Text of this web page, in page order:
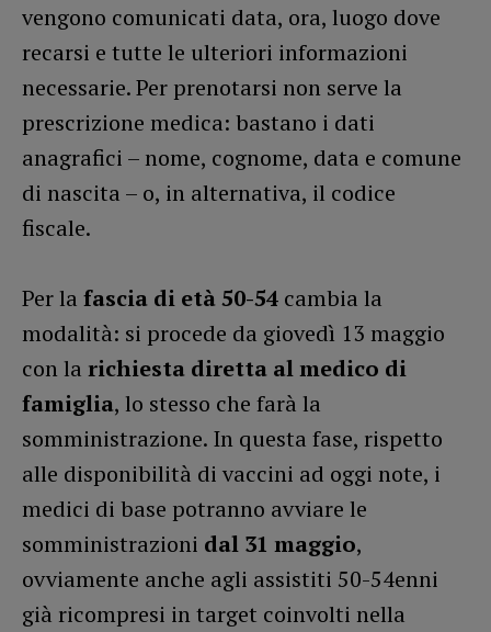
vengono comunicati data, ora, luogo dove
recarsi e tutte le ulteriori informazioni
necessarie. Per prenotarsi non serve la
prescrizione medica: bastano i dati
anagrafici – nome, cognome, data e comune
di nascita – o, in alternativa, il codice
fiscale.
Per la fascia di età 50-54 cambia la
modalità: si procede da giovedì 13 maggio
con la richiesta diretta almedico di
famiglia, lo stesso che farà la
somministrazione. In questa fase, rispetto
alle disponibilità di vaccini ad oggi note, i
medici di base potranno avviare le
somministrazioni dal 31 maggio,
ovviamente anche agli assistiti 50-54enni
già ricompresi in target coinvolti nella